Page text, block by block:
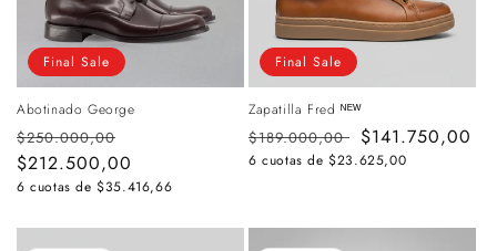
Final Sale
Abotinado George
Precio
habitual
$250.000,00
de
oferta
$212.500,00
6 cuotas de $35.416,66
Final Sale
Zapatilla Fred ᴺᴱᵂ
Precio
habitual
$189.000,00 Precio
de
$141.750,00
6 cuotas de $23.625,00